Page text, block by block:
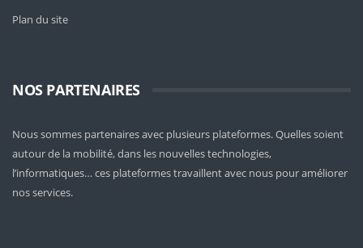
Plan du site
NOS PARTENAIRES
Nous sommes partenaires avec plusieurs plateformes. Quelles soient
autour de la mobilité, dans les nouvelles technologies,
l’informatiques… ces plateformes travaillent avec nous pour améliorer
nos services.